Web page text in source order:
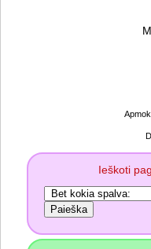
Ieškoti